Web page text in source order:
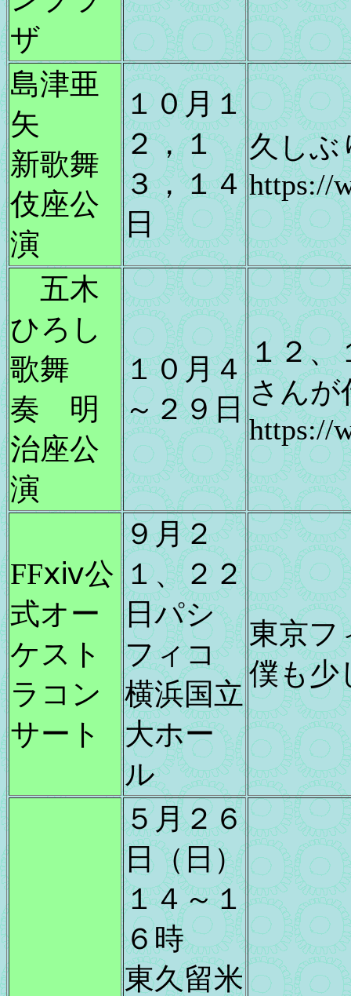
ザ
島津亜
矢
新歌舞
伎座公
演
１０月１
２，１
３，１４
日
久しぶ
https://
五木
ひろし
歌舞
奏 明
治座公
演
１０月４
～２９日
１２、
さんが
https://
FFⅹⅳ公
式オー
ケスト
ラコン
サート
９月２
１、２２
日パシ
フィコ
横浜国立
大ホー
ル
東京
僕も少
５月２６
日（日）
１４～１
６時
東久留米